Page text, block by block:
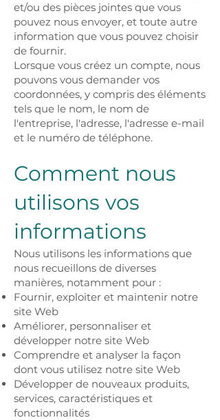
et/ou des pièces jointes que vous
pouvez nous envoyer, et toute autre
information que vous pouvez choisir
de fournir.
Lorsque vous créez un compte, nous
pouvons vous demander vos
coordonnées, y compris des éléments
tels que le nom, le nom de
l'entreprise, l'adresse, l'adresse e-mail
et le numéro de téléphone.
Comment nous
utilisons vos
informations
Nous utilisons les informations que
nous recueillons de diverses
manières, notamment pour :
Fournir, exploiter et maintenir notre
site Web
Améliorer, personnaliser et
développer notre site Web
Comprendre et analyser la façon
dont vous utilisez notre site Web
Développer de nouveaux produits,
services, caractéristiques et
fonctionnalités